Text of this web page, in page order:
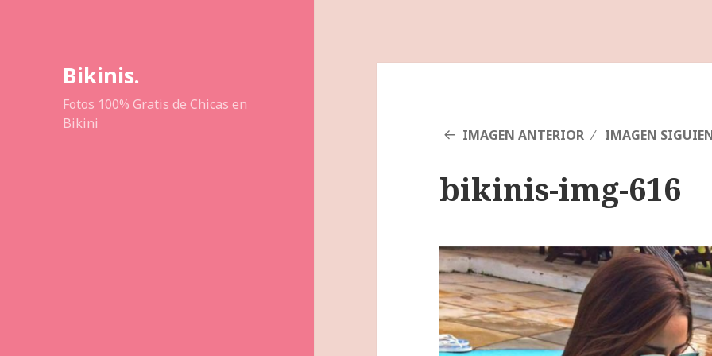
Bikinis.
Fotos 100% Gratis de Chicas en
Bikini
IMAGEN ANTERIOR IMAGEN
bikinis-img-616